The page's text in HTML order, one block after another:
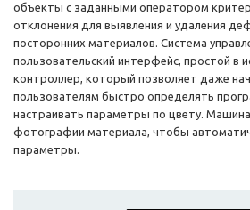
объекты с заданными оператором
отклонения для выявления и удаления
посторонних материалов. Система
пользовательский интерфейс, простой в
контроллер, который позволяет даже
пользователям быстро определять
настраивать параметры по цвету.
фотографии материала, чтобы
параметры.